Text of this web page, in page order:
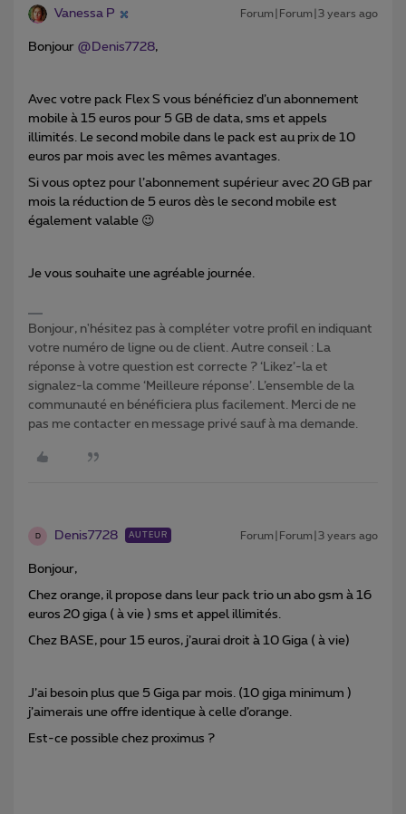
Vanessa P Forum|Forum|3 years ago
Bonjour @Denis7728,
Avec votre pack Flex S vous bénéficiez d’un abonnement
mobile à 15 euros pour 5 GB de data, sms et appels
illimités. Le second mobile dans le pack est au prix de 10
euros par mois avec les mêmes avantages.
Si vous optez pour l’abonnement supérieur avec 20 GB par
mois la réduction de 5 euros dès le second mobile est
également valable 😉
Je vous souhaite une agréable journée.
Bonjour, n'hésitez pas à compléter votre profil en indiquant
votre numéro de ligne ou de client. Autre conseil : La
réponse à votre question est correcte ? ‘Likez’-la et
signalez-la comme ‘Meilleure réponse’. L’ensemble de la
communauté en bénéficiera plus facilement. Merci de ne
pas me contacter en message privé sauf à ma demande.
D Denis7728 AUTEUR Forum|Forum|3 years ago
Bonjour,
Chez orange, il propose dans leur pack trio un abo gsm à 16
euros 20 giga ( à vie ) sms et appel illimités.
Chez BASE, pour 15 euros, j’aurai droit à 10 Giga ( à vie)
J’ai besoin plus que 5 Giga par mois. (10 giga minimum )
j’aimerais une offre identique à celle d’orange.
Est-ce possible chez proximus ?